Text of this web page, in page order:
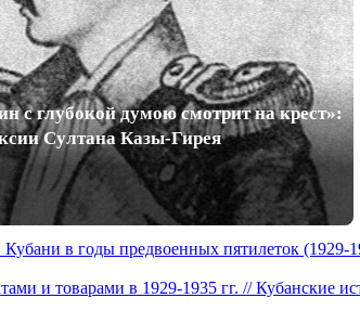
с глубокой думою смотрит на крест»:
Султана Казы-Гирея
в годы предвоенных пятилеток (1929-
и товарами в 1929-1935 гг. // Кубанские